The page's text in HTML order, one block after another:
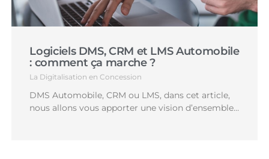
Logiciels DMS, CRM et LMS Automobile
: comment ça marche ?
La Digitalisation en Concession
DMS Automobile, CRM ou LMS, dans cet article,
nous allons vous apporter une vision d’ensemble…